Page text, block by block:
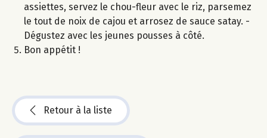
assiettes, servez le chou-fleur avec le riz, parsemez
le tout de noix de cajou et arrosez de sauce satay. -
Dégustez avec les jeunes pousses à côté.
Bon appétit !
Retour à la liste